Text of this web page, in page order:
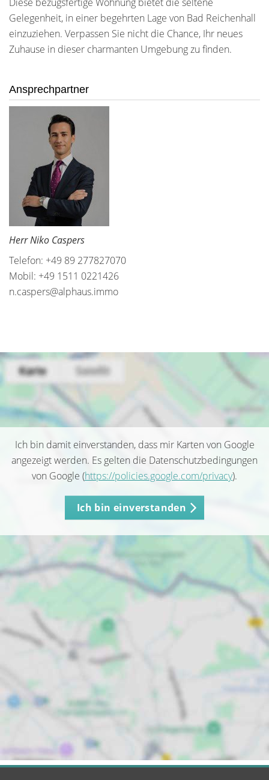
Gelegenheit, in einer begehrten Lage von Bad Reichenhall
einzuziehen. Verpassen Sie nicht die Chance, Ihr neues
Zuhause in dieser charmanten Umgebung zu finden.
Ansprechpartner
Herr Niko Caspers
Telefon: +49 89 277827070
Mobil: +49 1511 0221426
n.caspers@alphaus.immo
Ich bin damit einverstanden, dass mir Karten von Google
angezeigt werden. Es gelten die Datenschutzbedingungen
von Google (https://policies.google.com/privacy).
Ich bin einverstanden